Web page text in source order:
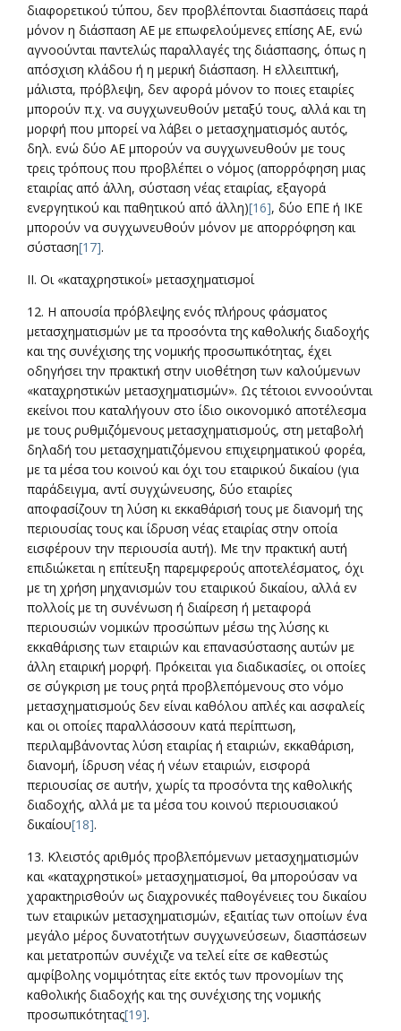
διαφορετικού τύπου, δεν προβλέπονται διασπάσεις παρά
μόνον η διάσπαση ΑΕ με επωφελούμενες επίσης ΑΕ, ενώ
αγνοούνται παντελώς παραλλαγές της διάσπασης, όπως η
απόσχιση κλάδου ή η μερική διάσπαση. Η ελλειπτική,
μάλιστα, πρόβλεψη, δεν αφορά μόνον το ποιες εταιρίες
μπορούν π.χ. να συγχωνευθούν μεταξύ τους, αλλά και τη
μορφή που μπορεί να λάβει ο μετασχηματισμός αυτός,
δηλ. ενώ δύο ΑΕ μπορούν να συγχωνευθούν με τους
τρεις τρόπους που προβλέπει ο νόμος (απορρόφηση μιας
εταιρίας από άλλη, σύσταση νέας εταιρίας, εξαγορά
ενεργητικού και παθητικού από άλλη)[16], δύο ΕΠΕ ή ΙΚΕ
μπορούν να συγχωνευθούν μόνον με απορρόφηση και
σύσταση[17].
ΙΙ. Οι «καταχρηστικοί» μετασχηματισμοί
12. Η απουσία πρόβλεψης ενός πλήρους φάσματος
μετασχηματισμών με τα προσόντα της καθολικής διαδοχής
και της συνέχισης της νομικής προσωπικότητας, έχει
οδηγήσει την πρακτική στην υιοθέτηση των καλούμενων
«καταχρηστικών μετασχηματισμών». Ως τέτοιοι εννοούνται
εκείνοι που καταλήγουν στο ίδιο οικονομικό αποτέλεσμα
με τους ρυθμιζόμενους μετασχηματισμούς, στη μεταβολή
δηλαδή του μετασχηματιζόμενου επιχειρηματικού φορέα,
με τα μέσα του κοινού και όχι του εταιρικού δικαίου (για
παράδειγμα, αντί συγχώνευσης, δύο εταιρίες
αποφασίζουν τη λύση κι εκκαθάρισή τους με διανομή της
περιουσίας τους και ίδρυση νέας εταιρίας στην οποία
εισφέρουν την περιουσία αυτή). Με την πρακτική αυτή
επιδιώκεται η επίτευξη παρεμφερούς αποτελέσματος, όχι
με τη χρήση μηχανισμών του εταιρικού δικαίου, αλλά εν
πολλοίς με τη συνένωση ή διαίρεση ή μεταφορά
περιουσιών νομικών προσώπων μέσω της λύσης κι
εκκαθάρισης των εταιριών και επανασύστασης αυτών με
άλλη εταιρική μορφή. Πρόκειται για διαδικασίες, οι οποίες
σε σύγκριση με τους ρητά προβλεπόμενους στο νόμο
μετασχηματισμούς δεν είναι καθόλου απλές και ασφαλείς
και οι οποίες παραλλάσσουν κατά περίπτωση,
περιλαμβάνοντας λύση εταιρίας ή εταιριών, εκκαθάριση,
διανομή, ίδρυση νέας ή νέων εταιριών, εισφορά
περιουσίας σε αυτήν, χωρίς τα προσόντα της καθολικής
διαδοχής, αλλά με τα μέσα του κοινού περιουσιακού
δικαίου[18].
13. Κλειστός αριθμός προβλεπόμενων μετασχηματισμών
και «καταχρηστικοί» μετασχηματισμοί, θα μπορούσαν να
χαρακτηρισθούν ως διαχρονικές παθογένειες του δικαίου
των εταιρικών μετασχηματισμών, εξαιτίας των οποίων ένα
μεγάλο μέρος δυνατοτήτων συγχωνεύσεων, διασπάσεων
και μετατροπών συνέχιζε να τελεί είτε σε καθεστώς
αμφίβολης νομιμότητας είτε εκτός των προνομίων της
καθολικής διαδοχής και της συνέχισης της νομικής
προσωπικότητας[19].